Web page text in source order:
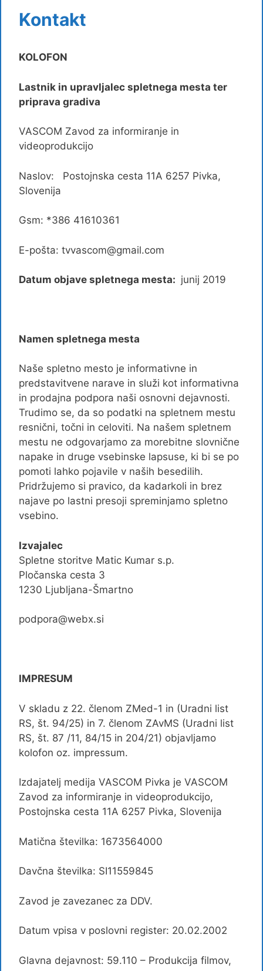
Kontakt
KOLOFON
Lastnik in upravljalec spletnega mesta ter
priprava gradiva
VASCOM Zavod za informiranje in
videoprodukcijo
Naslov: Postojnska cesta 11A 6257 Pivka,
Slovenija
Gsm: *386 41610361
E-pošta: tvvascom@gmail.com
Datum objave spletnega mesta: junij 2019
Namen spletnega mesta
Naše spletno mesto je informativne in
predstavitvene narave in služi kot informativna
in prodajna podpora naši osnovni dejavnosti.
Trudimo se, da so podatki na spletnem mestu
resnični, točni in celoviti. Na našem spletnem
mestu ne odgovarjamo za morebitne slovnične
napake in druge vsebinske lapsuse, ki bi se po
pomoti lahko pojavile v naših besedilih.
Pridržujemo si pravico, da kadarkoli in brez
najave po lastni presoji spreminjamo spletno
vsebino.
Izvajalec
Spletne storitve Matic Kumar s.p.
Pločanska cesta 3
1230 Ljubljana-Šmartno
podpora@webx.si
IMPRESUM
V skladu z 22. členom ZMed-1 in (Uradni list
RS, št. 94/25) in 7. členom ZAvMS (Uradni list
RS, št. 87 /11, 84/15 in 204/21) objavljamo
kolofon oz. impressum.
Izdajatelj medija VASCOM Pivka je VASCOM
Zavod za informiranje in videoprodukcijo,
Postojnska cesta 11A 6257 Pivka, Slovenija
Matična številka: 1673564000
Davčna številka: SI11559845
Zavod je zavezanec za DDV.
Datum vpisa v poslovni register: 20.02.2002
Glavna dejavnost: 59.110 – Produkcija filmov,